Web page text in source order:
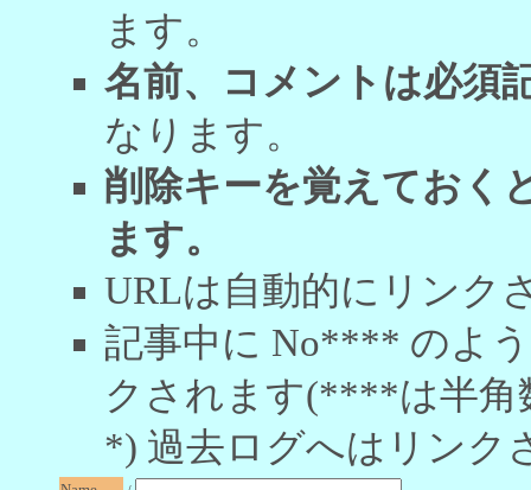
ます。
名前、コメントは必須
なります。
削除キーを覚えておく
ます。
URLは自動的にリンク
記事中に No**** のよ
クされます(****は半角
*) 過去ログへはリンク